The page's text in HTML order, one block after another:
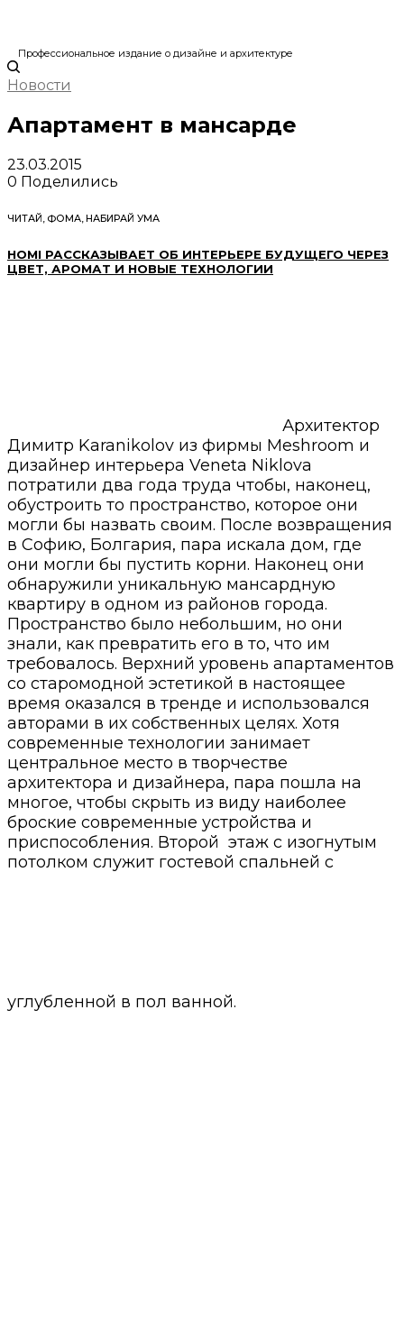
Профессиональное издание о дизайне и архитектуре
Новости
Апартамент в мансарде
23.03.2015
0 Поделились
ЧИТАЙ, ФОМА, НАБИРАЙ УМА
HOMI РАССКАЗЫВАЕТ ОБ ИНТЕРЬЕРЕ БУДУЩЕГО ЧЕРЕЗ
ЦВЕТ, АРОМАТ И НОВЫЕ ТЕХНОЛОГИИ
Архитектор
Димитр Karanikolov из фирмы Meshroom и
дизайнер интерьера Veneta Niklova
потратили два года труда чтобы, наконец,
обустроить то пространство, которое они
могли бы назвать своим. После возвращения
в Софию, Болгария, пара искала дом, где
они могли бы пустить корни. Наконец они
обнаружили уникальную мансардную
квартиру в одном из районов города.
Пространство было небольшим, но они
знали, как превратить его в то, что им
требовалось. Верхний уровень апартаментов
со старомодной эстетикой в настоящее
время оказался в тренде и использовался
авторами в их собственных целях. Хотя
современные технологии занимает
центральное место в творчестве
архитектора и дизайнера, пара пошла на
многое, чтобы скрыть из виду наиболее
броские современные устройства и
приспособления. Второй этаж с изогнутым
потолком служит гостевой спальней с
углубленной в пол ванной.